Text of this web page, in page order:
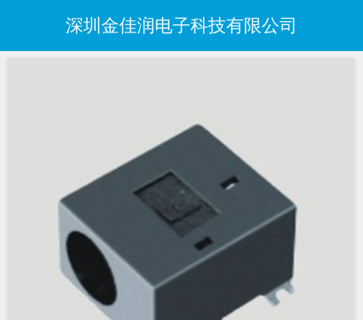
深圳金佳润电子科技有限公司